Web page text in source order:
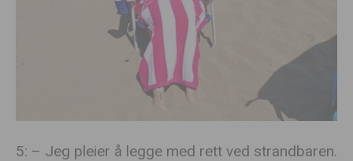
5: – Jeg pleier å legge med rett ved strandbaren.